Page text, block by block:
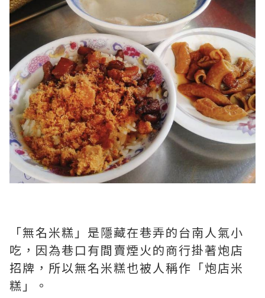
「無名米糕」是隱藏在巷弄的台南人氣小
吃，因為巷口有間賣煙火的商行掛著炮店
招牌，所以無名米糕也被人稱作「炮店米
糕」。